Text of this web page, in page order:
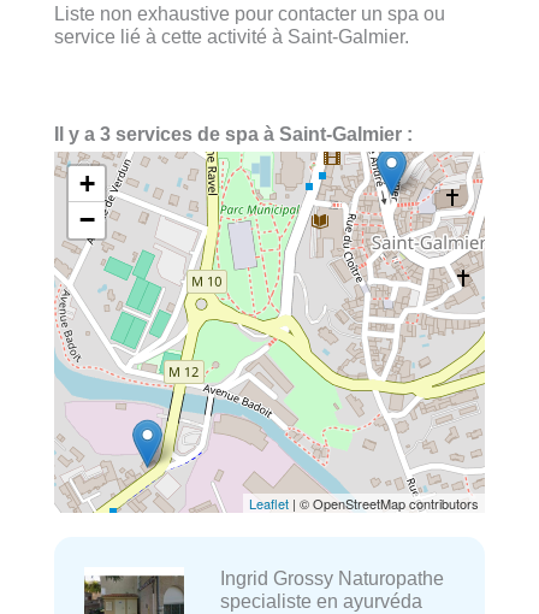
Liste non exhaustive pour contacter un spa ou
service lié à cette activité à Saint-Galmier.
Il y a 3 services de spa à Saint-Galmier :
+
−
Leaflet | © OpenStreetMap contributors
Ingrid Grossy Naturopathe
specialiste en ayurvéda